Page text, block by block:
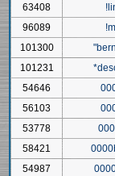
63408
96089
101300
101231
54646
56103
53778
58421
54987